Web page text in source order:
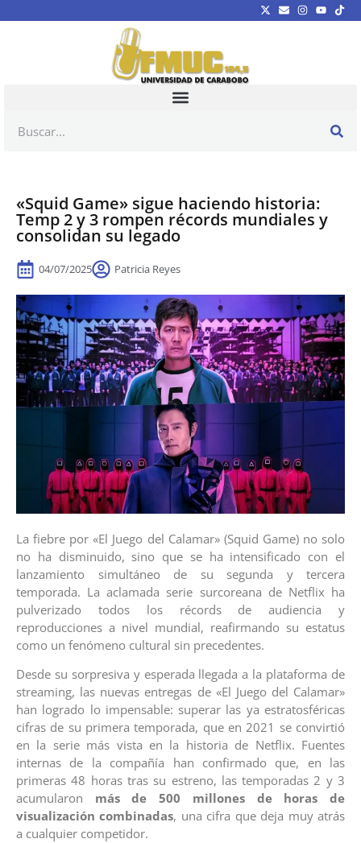
«Squid Game» sigue haciendo historia:
Temp 2 y 3 rompen récords mundiales y
consolidan su legado
04/07/2025 Patricia Reyes
La fiebre por «El Juego del Calamar» (Squid Game) no solo
no ha disminuido, sino que se ha intensificado con el
lanzamiento simultáneo de su segunda y tercera
temporada. La aclamada serie surcoreana de Netflix ha
pulverizado todos los récords de audiencia y
reproducciones a nivel mundial, reafirmando su estatus
como un fenómeno cultural sin precedentes.
Desde su sorpresiva y esperada llegada a la plataforma de
streaming, las nuevas entregas de «El Juego del Calamar»
han logrado lo impensable: superar las ya estratosféricas
cifras de su primera temporada, que en 2021 se convirtió
en la serie más vista en la historia de Netflix. Fuentes
internas de la compañía han confirmado que, en las
primeras 48 horas tras su estreno, las temporadas 2 y 3
acumularon más de 500 millones de horas de
visualización combinadas, una cifra que deja muy atrás
a cualquier competidor.